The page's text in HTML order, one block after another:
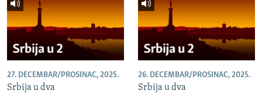
27. DECEMBAR/PROSINAC, 2025.
Srbija u dva
26. DECEMBAR/PROSINAC, 2025.
Srbija u dva